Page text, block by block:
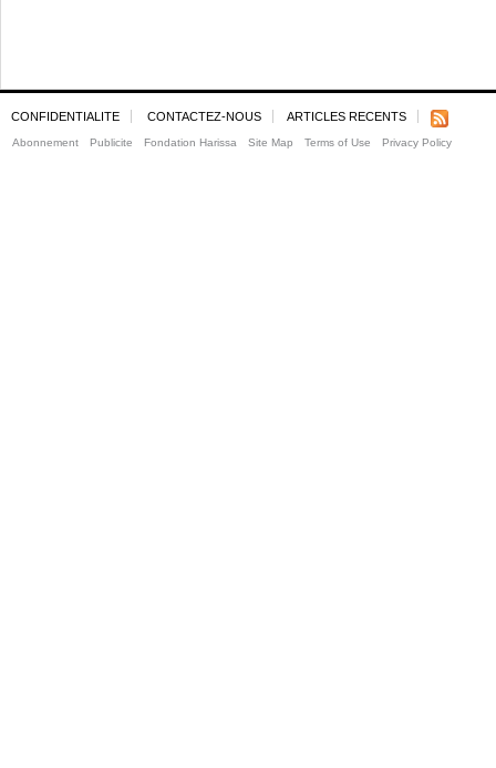
CONFIDENTIALITE CONTACTEZ-NOUS ARTICLES RECENTS
Abonnement Publicite Fondation Harissa Site Map Terms of Use Privacy Policy